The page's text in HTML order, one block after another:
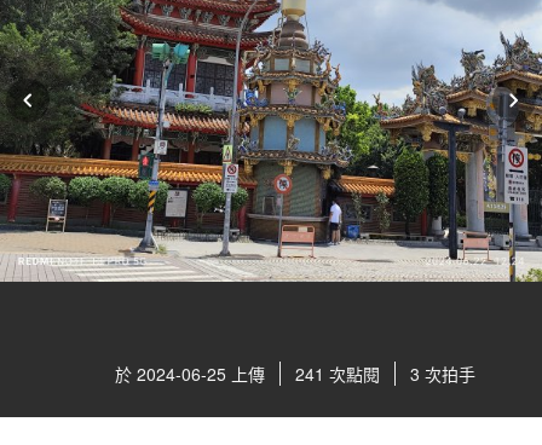
於 2024-06-25 上傳 241 次點閱 3 次拍手